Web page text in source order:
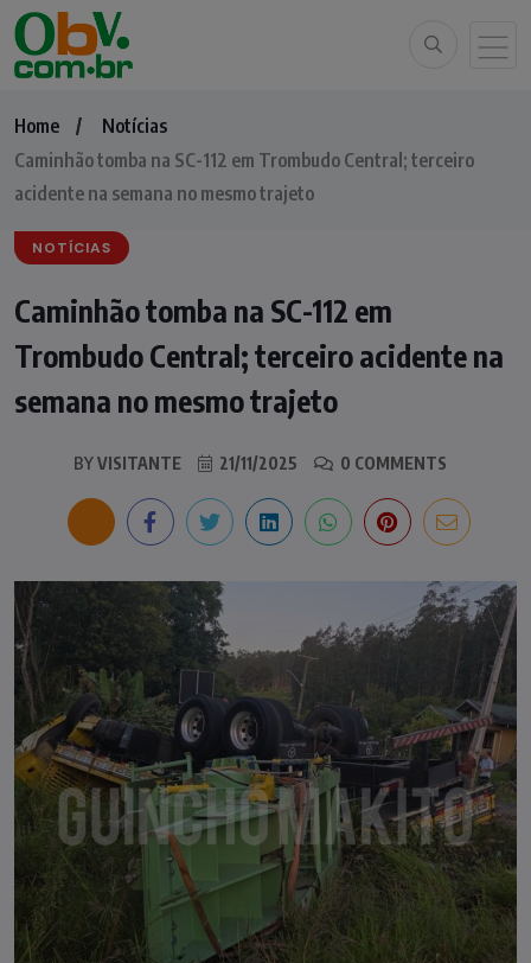
Home
Notícias
Caminhão tomba na SC-112 em Trombudo Central; terceiro
acidente na semana no mesmo trajeto
NOTÍCIAS
Caminhão tomba na SC-112 em
Trombudo Central; terceiro acidente na
semana no mesmo trajeto
BYVISITANTE 21/11/2025 0 COMMENTS